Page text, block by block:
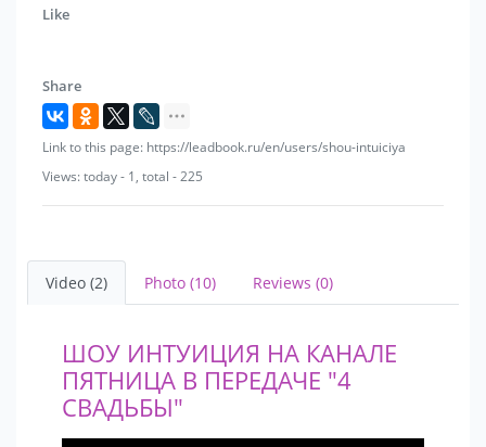
- Световое шоу.
- Баскетбольный фристайл
- Рыцарь.
- Танцует Фламенко.
- Черлидинг.
- Художественная гимнастика.
- Футбольный фристайл.
Like
Share
Link to this page: https://leadbook.ru/en/users/shou-intuiciya
Views: today - 1, total - 225
Video (2) Photo (10) Reviews (0)
ШОУ ИНТУИЦИЯ НА КАНАЛЕ
ПЯТНИЦА В ПЕРЕДАЧЕ "4
СВАДЬБЫ"